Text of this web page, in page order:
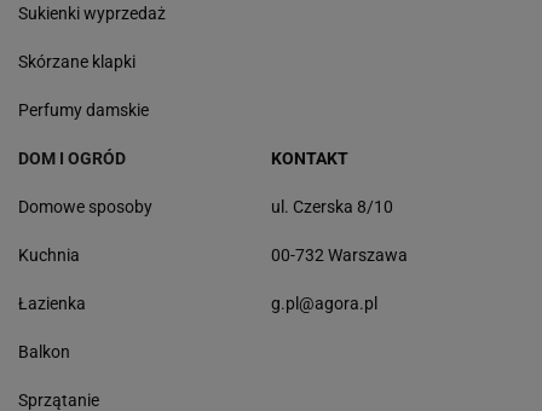
Sukienki wyprzedaż
Skórzane klapki
Perfumy damskie
DOM I OGRÓD
Domowe sposoby
Kuchnia
Łazienka
Balkon
Sprzątanie
KONTAKT
ul. Czerska 8/10
00-732 Warszawa
g.pl@agora.pl